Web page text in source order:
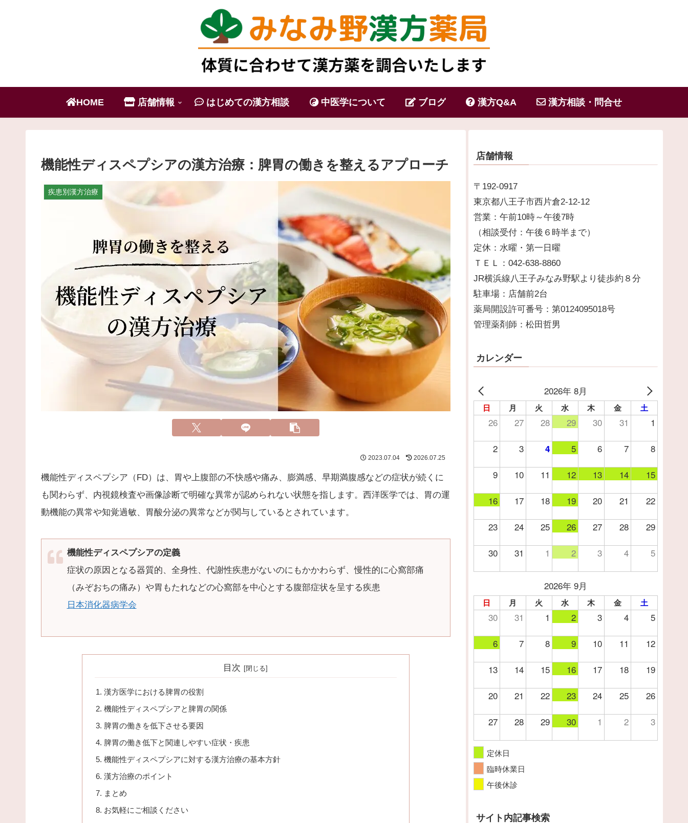
HOME 店舗情報 はじめての漢方相談 中医学について ブログ 漢方Q&A 漢方相談・問合せ
機能性ディスペプシアの漢方治療：脾胃の働きを整えるアプローチ
疾患別漢方治療
2023.07.04 2026.07.25
機能性ディスペプシア（FD）は、胃や上腹部の不快感や痛み、膨満感、早期満腹感などの症状が続くに
も関わらず、内視鏡検査や画像診断で明確な異常が認められない状態を指します。西洋医学では、胃の運
動機能の異常や知覚過敏、胃酸分泌の異常などが関与しているとされています。
機能性ディスペプシアの定義
症状の原因となる器質的、全身性、代謝性疾患がないのにもかかわらず、慢性的に心窩部痛
（みぞおちの痛み）や胃もたれなどの心窩部を中心とする腹部症状を呈する疾患
日本消化器病学会
目次
漢方医学における脾胃の役割
機能性ディスペプシアと脾胃の関係
脾胃の働きを低下させる要因
脾胃の働き低下と関連しやすい症状・疾患
機能性ディスペプシアに対する漢方治療の基本方針
漢方治療のポイント
まとめ
お気軽にご相談ください
店舗情報
〒192-0917
東京都八王子市西片倉2-12-12
営業：午前10時～午後7時
（相談受付：午後６時半まで）
定休：水曜・第一日曜
ＴＥＬ：042-638-8860
JR横浜線八王子みなみ野駅より徒歩約８分
駐車場：店舗前2台
薬局開設許可番号：第0124095018号
管理薬剤師：松田哲男
カレンダー
2026年 8月
日 月 火 水 木 金 土
26 27 28 29 30 31 1
2 3 4 5 6 7 8
9 10 11 12 13 14 15
16 17 18 19 20 21 22
23 24 25 26 27 28 29
30 31 1 2 3 4 5
2026年 9月
日 月 火 水 木 金 土
30 31 1 2 3 4 5
6 7 8 9 10 11 12
13 14 15 16 17 18 19
20 21 22 23 24 25 26
27 28 29 30 1 2 3
定休日
臨時休業日
午後休診
サイト内記事検索